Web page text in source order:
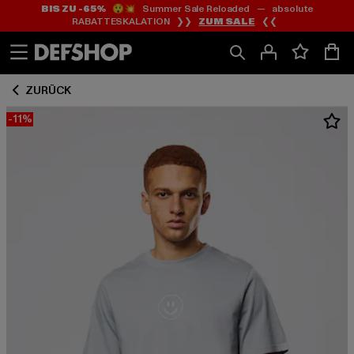
Zum
Inhalt
springen
Zum
Fußzeile
springen
BIS ZU -65%😲💥 Summer Sale Reloaded — absolute
RABATTESKALATION ❯❯ ZUM SALE ❮❮
ZURÜCK
-11%